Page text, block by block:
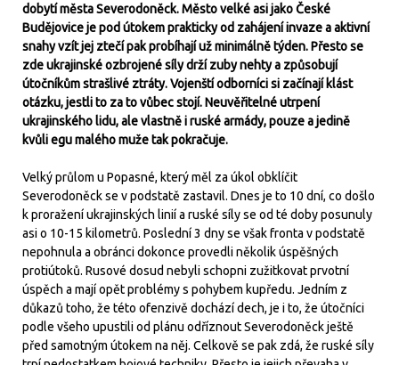
dobytí města Severodoněck. Město velké asi jako České
Budějovice je pod útokem prakticky od zahájení invaze a aktivní
snahy vzít jej ztečí pak probíhají už minimálně týden. Přesto se
zde ukrajinské ozbrojené síly drží zuby nehty a způsobují
útočníkům strašlivé ztráty. Vojenští odborníci si začínají klást
otázku, jestli to za to vůbec stojí. Neuvěřitelné utrpení
ukrajinského lidu, ale vlastně i ruské armády, pouze a jedině
kvůli egu malého muže tak pokračuje.
Velký průlom u Popasné, který měl za úkol obklíčit
Severodoněck se v podstatě zastavil. Dnes je to 10 dní, co došlo
k proražení ukrajinských linií a ruské síly se od té doby posunuly
asi o 10-15 kilometrů. Poslední 3 dny se však fronta v podstatě
nepohnula a obránci dokonce provedli několik úspěšných
protiútoků. Rusové dosud nebyli schopni zužitkovat prvotní
úspěch a mají opět problémy s pohybem kupředu. Jedním z
důkazů toho, že této ofenzivě dochází dech, je i to, že útočníci
podle všeho upustili od plánu odříznout Severodoněck ještě
před samotným útokem na něj. Celkově se pak zdá, že ruské síly